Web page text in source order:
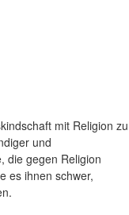
mit Religion zu
und
die gegen Religion
es ihnen schwer,